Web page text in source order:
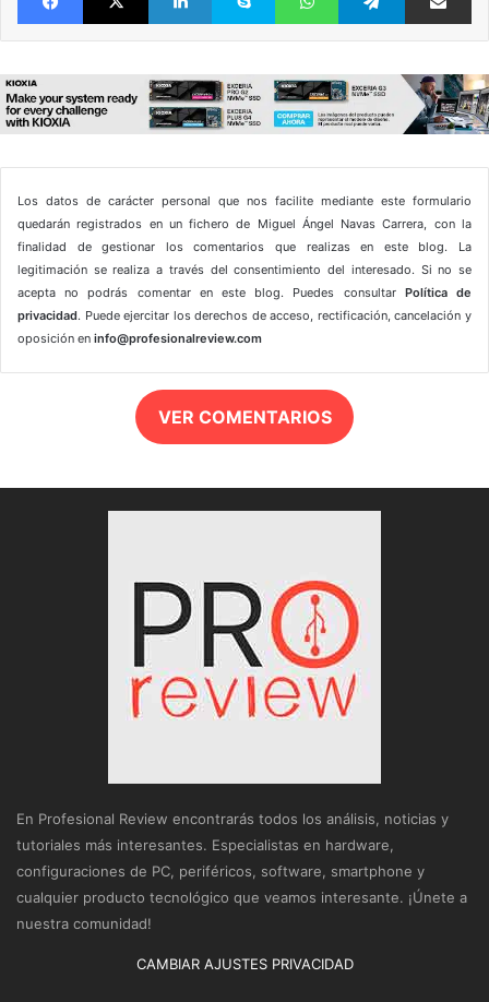
Los datos de carácter personal que nos facilite mediante este formulario
quedarán registrados en un fichero de Miguel Ángel Navas Carrera, con la
finalidad de gestionar los comentarios que realizas en este blog. La
legitimación se realiza a través del consentimiento del interesado. Si no se
acepta no podrás comentar en este blog. Puedes consultar Política de
privacidad. Puede ejercitar los derechos de acceso, rectificación, cancelación y
oposición en info@profesionalreview.com
VER COMENTARIOS
En Profesional Review encontrarás todos los análisis, noticias y
tutoriales más interesantes. Especialistas en hardware,
configuraciones de PC, periféricos, software, smartphone y
cualquier producto tecnológico que veamos interesante. ¡Únete a
nuestra comunidad!
CAMBIAR AJUSTES PRIVACIDAD